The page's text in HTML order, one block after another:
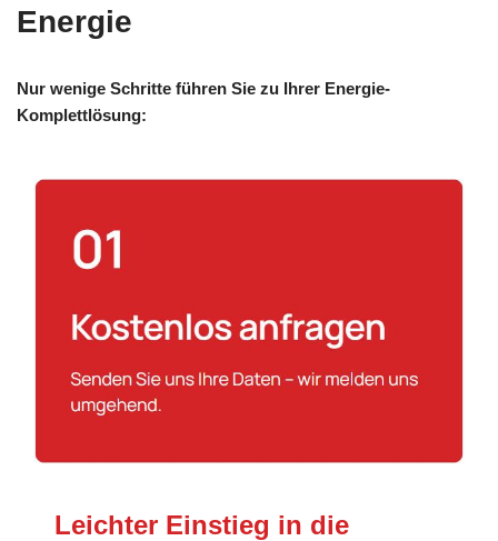
Energie
Nur wenige Schritte führen Sie zu Ihrer Energie-
Komplettlösung:
Leichter Einstieg in die